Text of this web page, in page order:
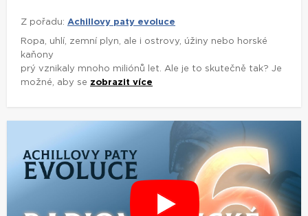
Z pořadu: Achillovy paty evoluce
Ropa, uhlí, zemní plyn, ale i ostrovy, úžiny nebo horské
kaňony
prý vznikaly mnoho miliónů let. Ale je to skutečně tak? Je
možné, aby se zobrazit více